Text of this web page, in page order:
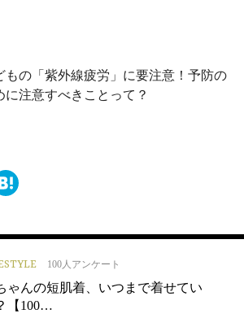
もの「紫外線疲労」に要注意！予防の
に注意すべきことって？
100人アンケート
ゃんの短肌着、いつまで着せてい
【100…